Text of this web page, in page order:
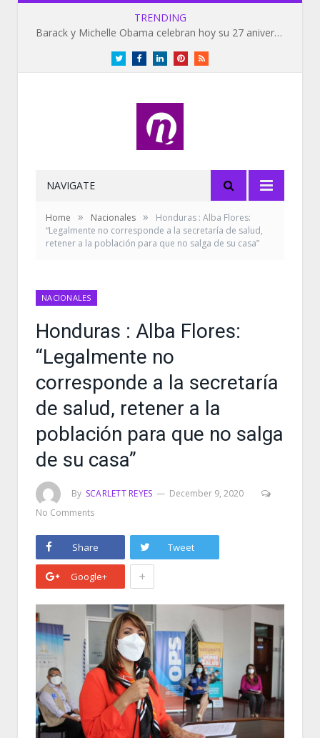
TRENDING
Barack y Michelle Obama celebran hoy su 27 aniversario de bodas
TwitterFacebookLinkedInPinterestRSS
NAVIGATE
Home » Nacionales »
Honduras : Alba Flores:
“Legalmente no corresponde a la secretaría de salud,
retener a la población para que no salga de su casa”
NACIONALES
Honduras : Alba Flores:
“Legalmente no
corresponde a la secretaría
de salud, retener a la
población para que no salga
de su casa”
By SCARLETT REYES
December 9, 2020
No Comments
Share Tweet
Google+ +